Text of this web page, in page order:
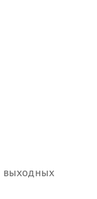
выходных